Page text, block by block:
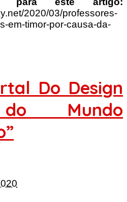
2020/03/professores-
em-timor-por-causa-da-
Do Design
Mundo